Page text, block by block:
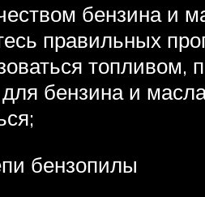
бензина и
правильных
топливом,
бензина и
бензопилы